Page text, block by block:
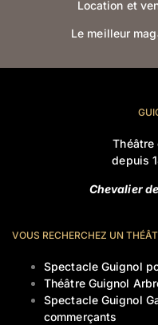
Location et
Le meilleur
Théâtre
depuis
Chevalier
VOUS RECHERCHEZ UN
Spectacle Guignol
Théâtre Guignol
Spectacle Guignol
commerçants